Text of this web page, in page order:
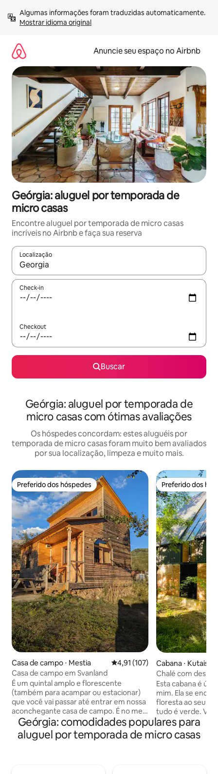
para
Mostrar idioma original
Anuncie seu espaço no Airbnb
Geórgia: aluguel por temporada de
micro casas
Encontre aluguel por temporada de micro casas
incríveis no Airbnb e faça sua reserva
Localização
Quando os resultados estiverem disponíveis, explore-os
Check-in
Checkout
Buscar
Geórgia: aluguel por temporada de
micro casas com ótimas avaliações
Os hóspedes concordam: estes aluguéis por
temporada de micro casas foram muito bem avaliados
por sua localização, limpeza e muito mais.
Preferido dos hóspedes
Preferido dos hóspedes
Casa de campo ⋅ Mestia 4,91 de uma avaliação média de
4,91 (107)
Casa de campo em Svanland
É um quintal amplo e florescente
(também para acampar ou estacionar)
que você vai passar até entrar em nossa
aconchegante casa de campo. É no meio
de Mestia, cercado por montanhas
gigantescas e um rio “Enguri” fica a
apenas 2 minutos a pé. Existem 3 lojas
Preferido dos
Preferido dos
Cabana ⋅ Kutaisi
Chalé com
SAMARGULIANI
Esta cabana é
mim. Ela se
floresta ao seu
tudo é verde.
quintal com gazebo ao
é a área mais
cabana é feita de
Geórgia: comodidades populares para
aluguel por temporada de micro casas